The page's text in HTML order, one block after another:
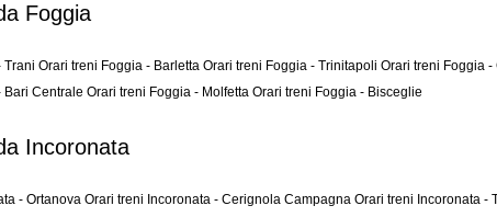
Foggia
Trani Orari treni Foggia - Barletta Orari treni Foggia - Trinitapoli Orari treni Foggia
Bari Centrale Orari treni Foggia - Molfetta Orari treni Foggia - Bisceglie
Incoronata
- Ortanova Orari treni Incoronata - Cerignola Campagna Orari treni Incoronata -